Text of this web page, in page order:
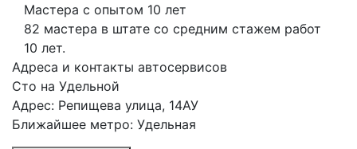
Мастера с опытом 10 лет
82 мастера в штате со средним стажем работ
10 лет.
Адреса и контакты автосервисов
Сто на Удельной
Адрес: Репищева улица, 14АУ
Ближайшее метро: Удельная